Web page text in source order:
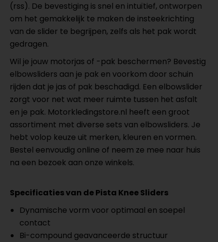
(rss). De bevestiging is snel en intuïtief, ontworpen
om het gemakkelijk te maken de insteekrichting
van de slider te begrijpen, zelfs als het pak wordt
gedragen.
Wil je jouw motorjas of -pak beschermen? Bevestig
elbowsliders aan je pak en voorkom door schuin
rijden dat je jas of pak beschadigd. Een elbowslider
zorgt voor net wat meer ruimte tussen het asfalt
en je pak. Motorkledingstore.nl heeft een groot
assortiment met diverse sets van elbowsliders. Je
hebt volop keuze uit merken, kleuren en vormen.
Bestel eenvoudig online of neem ze mee naar huis
na een bezoek aan onze winkels.
Specificaties van de Pista Knee Sliders
Dynamische vorm voor optimaal en soepel
contact
Bi-compound geavanceerde structuur